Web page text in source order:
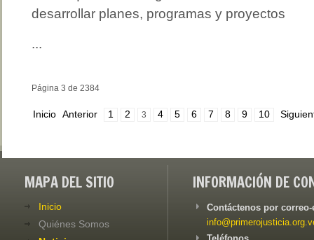
desarrollar planes, programas y proyectos
...
Página 3 de 2384
Inicio Anterior 1 2 3 4 5 6 7 8 9 10
MAPA DEL SITIO
Inicio
Quiénes Somos
INFORMACIÓN DE
Contáctenos por